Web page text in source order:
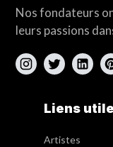
Nos fondateurs
leurs passions
Liens
Artistes